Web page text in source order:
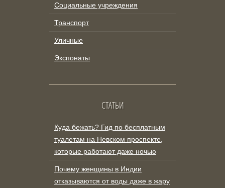
Социальные учреждения
Транспорт
Уличные
Экспонаты
СТАТЬИ
Куда бежать? Гид по бесплатным
туалетам на Невском проспекте,
которые работают даже ночью
Почему женщины в Индии
отказываются от воды даже в жару